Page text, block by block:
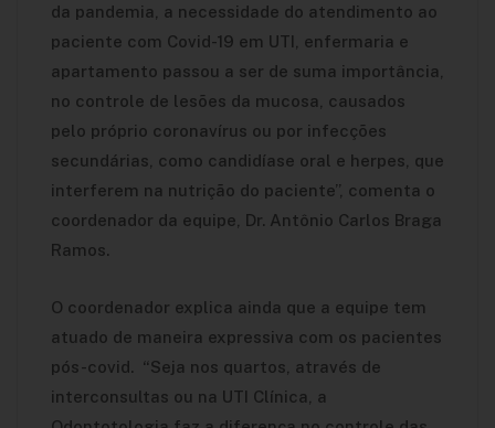
da pandemia, a necessidade do atendimento ao
paciente com Covid-19 em UTI, enfermaria e
apartamento passou a ser de suma importância,
no controle de lesões da mucosa, causados
pelo próprio coronavírus ou por infecções
secundárias, como candidíase oral e herpes, que
interferem na nutrição do paciente”, comenta o
coordenador da equipe, Dr. Antônio Carlos Braga
Ramos.
O coordenador explica ainda que a equipe tem
atuado de maneira expressiva com os pacientes
pós-covid. “Seja nos quartos, através de
interconsultas ou na UTI Clínica, a